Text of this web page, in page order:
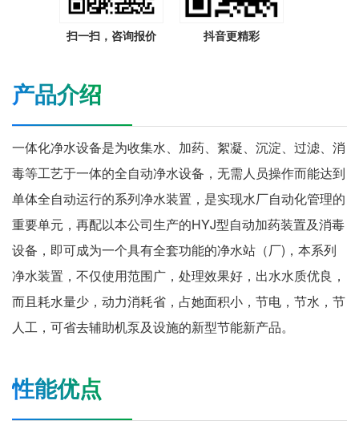
扫一扫，咨询报价 抖音更精彩
产品介绍
一体化净水设备是为收集水、加药、絮凝、沉淀、过滤、消
毒等工艺于一体的全自动净水设备，无需人员操作而能达到
单体全自动运行的系列净水装置，是实现水厂自动化管理的
重要单元，再配以本公司生产的HYJ型自动加药装置及消毒
设备，即可成为一个具有全套功能的净水站（厂)，本系列
净水装置，不仅使用范围广，处理效果好，出水水质优良，
而且耗水量少，动力消耗省，占她面积小，节电，节水，节
人工，可省去辅助机泵及设施的新型节能新产品。
性能优点